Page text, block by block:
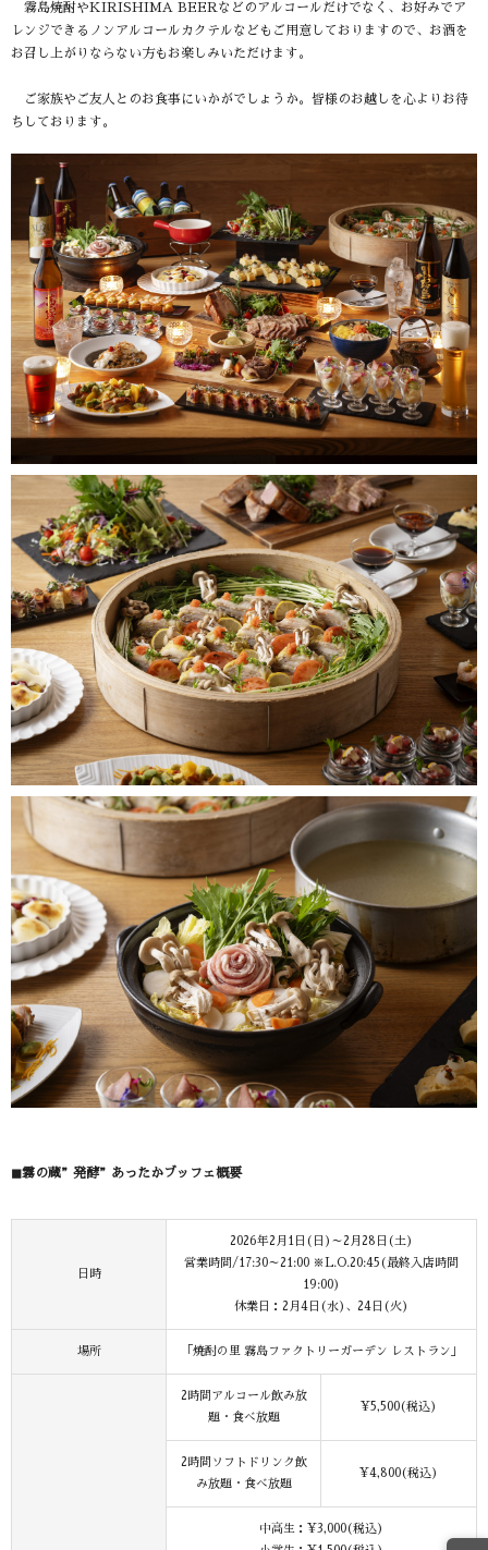
霧島焼酎やKIRISHIMA BEERなどのアルコールだけでなく、お好みでア
レンジできるノンアルコールカクテルなどもご用意しておりますので、お酒を
お召し上がりならない方もお楽しみいただけます。
ご家族やご友人とのお食事にいかがでしょうか。皆様のお越しを心よりお待
ちしております。
◼︎霧の蔵”発酵”あったかブッフェ概要
日時
2026年2月1日(日)～2月28日(土)
営業時間/17:30～21:00 ※L.O.20:45(最終入店時間
19:00)
休業日：2月4日(水)、24日(火)
場所 「焼酎の里 霧島ファクトリーガーデン レストラン」
2時間アルコール飲み放
題・食べ放題​
¥5,500(税込)​
2時間ソフトドリンク飲
み放題・食べ放題​
¥4,800(税込)​
中高生：¥3,000(税込)